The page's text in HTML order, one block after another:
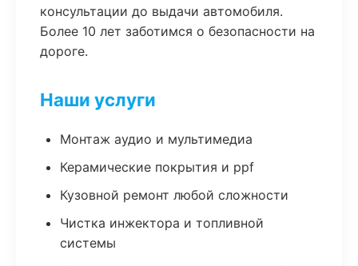
консультации до выдачи автомобиля.
Более 10 лет заботимся о безопасности на
дороге.
Наши услуги
Монтаж аудио и мультимедиа
Керамические покрытия и ppf
Кузовной ремонт любой сложности
Чистка инжектора и топливной
системы